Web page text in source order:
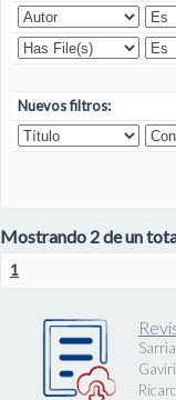
Nuevos filtros:
Mostrando 2 de un
1